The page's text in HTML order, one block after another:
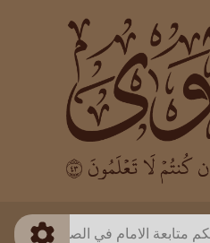
طريقة البحث
ذكي